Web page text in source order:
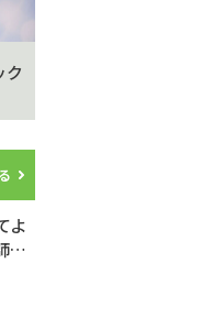
ク
よ
と